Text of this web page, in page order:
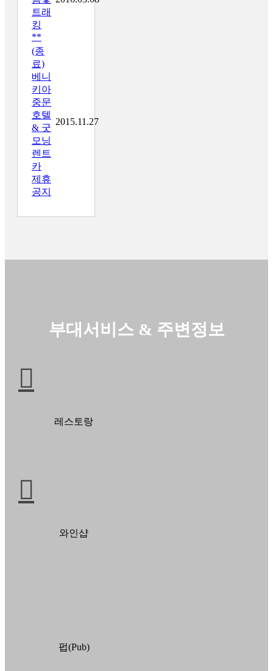
트래
킹
**
(종
료)
베니
키아
중문
호텔
& 굿
모닝
렌트
카
제휴
공지
2015.11.27
부대서비스 & 주변정보
레스토랑
와인샵
펍(Pub)